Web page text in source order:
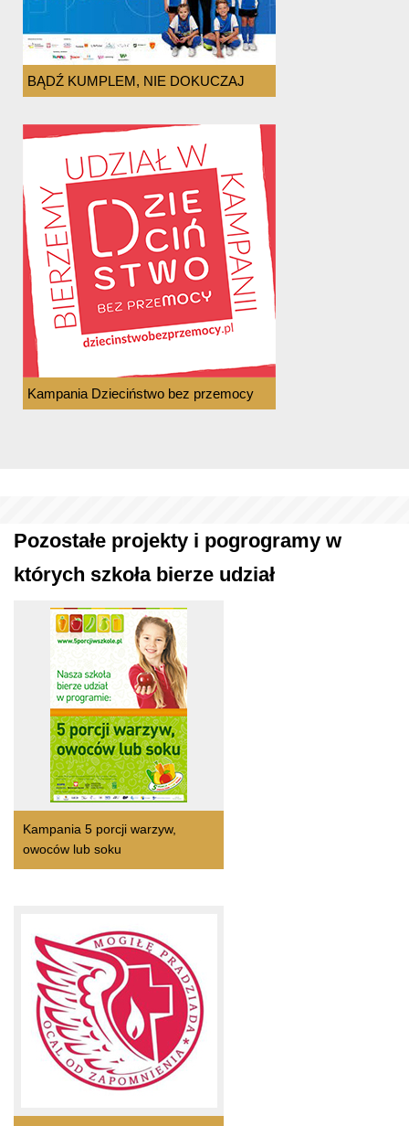
BĄDŹ KUMPLEM, NIE DOKUCZAJ
Kampania Dzieciństwo bez przemocy
Pozostałe projekty i pogrogramy w
których szkoła bierze udział
Kampania 5 porcji warzyw,
owoców lub soku